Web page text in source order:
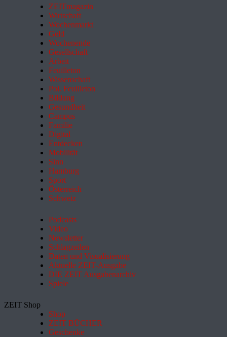
ZEITmagazin
Wirtschaft
Wochenmarkt
Geld
Wochenende
Gesellschaft
Arbeit
Feuilleton
Wissenschaft
Pol. Feuilleton
Bildung
Gesundheit
Campus
Familie
Digital
Entdecken
Mobilität
Sinn
Hamburg
Sport
Österreich
Schweiz
Podcasts
Video
Newsletter
Schlagzeilen
Daten und Visualisierung
Aktuelle ZEIT-Ausgabe
DIE ZEIT Ausgabenarchiv
Spiele
ZEIT Shop
Shop
ZEIT BÜCHER
Geschenke